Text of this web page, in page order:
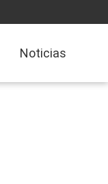
Noticias